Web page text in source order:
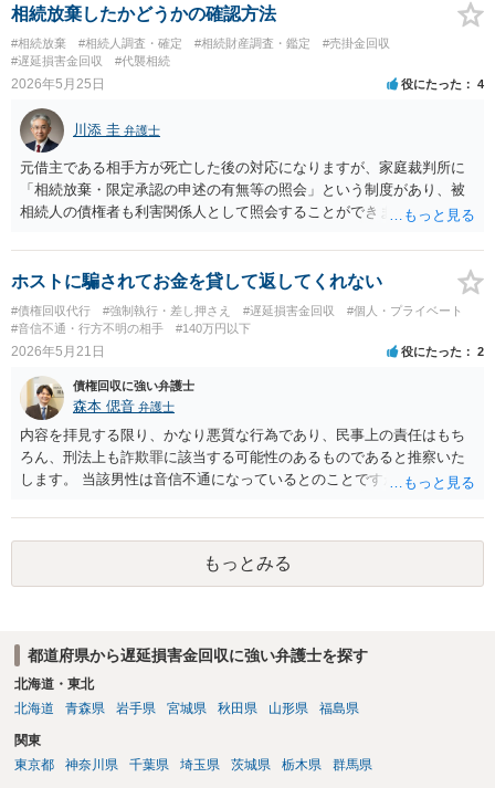
でも進めることは可能です。 ・財産調査としてどのようなことが可能
なのか →一般的には裁判手続き後の財産開示手続きや第三者に対する
情報取得手続き等があります。 ・相手に資力がない場合はどうなるの
か →強制執行手続きを利用しても相手に資力がなければ利用できませ
なるリスクはどの程度あるのか →相手の具体的な資力次第となりま
す。少なくとも弁護士に依頼する場合は最初に着手金がかかることが
多いので、相手から回収できなければ費用倒れとなります。 経験上、
相手の資力や勤務先も不明の場合、費用倒れとなることも多いです。
相続放棄したかどうかの確認方法
#相続放棄 #相続人調査・確定 #相続財産調査・鑑定
#売掛金回収
#遅延損害金回収
#代襲相続
2026年5月25日 役にたった 4
川添 圭 弁護士
元借主である相手方が死亡した後の対応になりますが、家庭裁判所に
「相続放棄・限定承認の申述の有無等の照会」という制度があり、被
相続人の債権者も利害関係人として照会することができます。照会を
して被相続人の最後の住所地を管轄する家庭裁判所）となります。照
会申請者の本人確認資料のほか、被相続人の相続関係の戸籍謄本類や
債権の存在を示す証拠資料などが必要になります。裁判所ウェブサイ
トで案内されていることが多いので、管轄裁判所のホームページを確
認してみてください。
ホストに騙されてお金を貸して返してくれない
#債権回収代行 #強制執行・差し押さえ #遅延損害金回収
#個人・プライベート
#音信不通・行方不明の相手
#140万円以下
2026年5月21日 役にたった 2
債権回収に強い弁護士
森本 偲音 弁護士
内容を拝見する限り、かなり悪質な行為であり、民事上の責任はもち
ろん、刑法上も詐欺罪に該当する可能性のあるものであると推察いた
します。 当該男性は音信不通になっているとのことですが、ホストの
利用する場合には、原則として相手方の住所を特定する必要がありま
すので、この点は事前にご確認いただいた方が良いかと存じます。 借
用書もあるとのことですので、訴訟等となった場合にも一定程度の立
証の見込みがある事案かと存じますので、まずはお近くの法律事務所
もっとみる
都道府県から遅延損害金回収に強い弁護士を探す
北海道・東北
北海道
青森県 岩手県 宮城県 秋田県 山形県 福島県
関東
東京都
神奈川県 千葉県 埼玉県 茨城県 栃木県 群馬県